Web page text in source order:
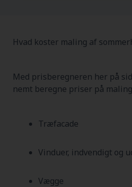
Hvad koster maling af
Med prisberegneren her på
nemt beregne priser på
Træfacade
Vinduer, indvendigt og
Vægge